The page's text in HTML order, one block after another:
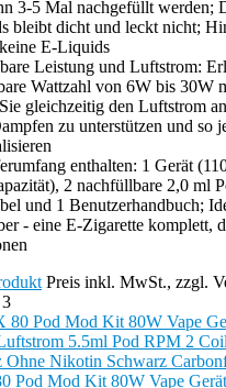
3-5 Mal nachgefüllt werden;
bleibt dicht und leckt nicht;
E-Liquids
Leistung und Luftstrom:
Wattzahl von 6W bis 30W
Sie gleichzeitig den Luftstrom
zu unterstützen und so
enthalten: 1 Gerät
2 nachfüllbare 2,0 ml
und 1 Benutzerhandbuch;
- eine E-Zigarette komplett,
Preis inkl. MwSt., zzgl.
Pod Mod Kit 80W Vape